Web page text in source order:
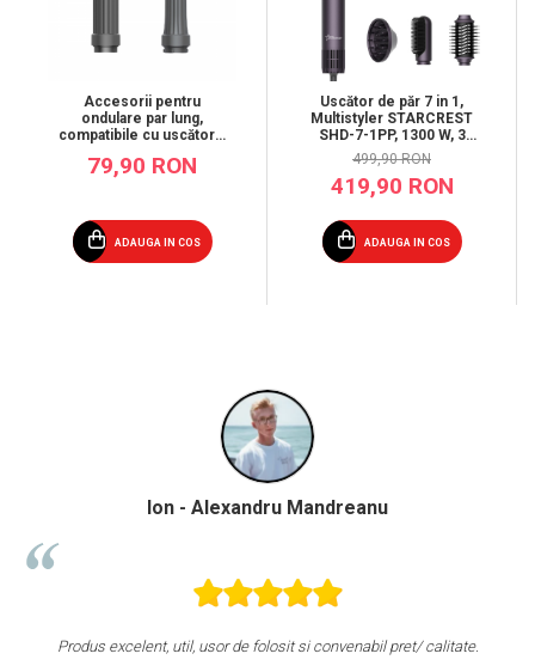
Accesorii pentru
ondulare par lung,
compatibile cu uscătorul
5-1
79,90 RON
ADAUGA IN COS
Uscător de păr 7 in 1,
Multistyler STARCREST
SHD-7-1PP, 1300 W, 3
trepte de viteză, 3 trepte
de temperatură, mov
499,90 RON
419,90 RON
ADAUGA IN COS
Ion - Alexandru Mandreanu
Produs excelent, util, usor de folosit si convenabil pret/ calitate.